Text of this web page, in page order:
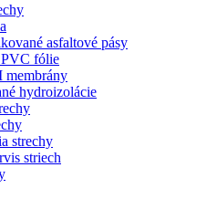
asfaltové pásy
fólie
membrány
hydroizolácie
strechy
striech